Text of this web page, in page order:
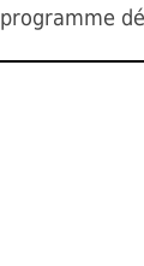
programme